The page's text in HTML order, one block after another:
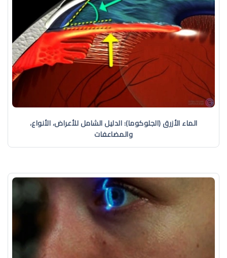
الماء الأزرق (الجلوكوما): الدليل الشامل للأعراض، الأنواع،
والمضاعفات